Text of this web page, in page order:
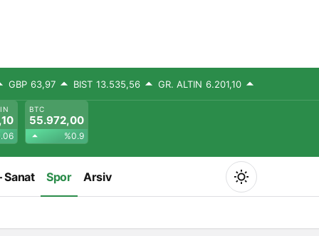
GBP 63,97 BIST 13.535,56 GR. ALTIN 6.201,10
BTC
55.972,00
%0.9
Sanat Spor Arsiv
Mod
değiştir